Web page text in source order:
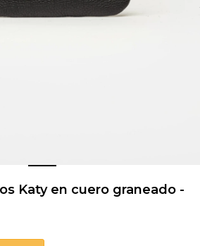
Katy en cuero graneado -